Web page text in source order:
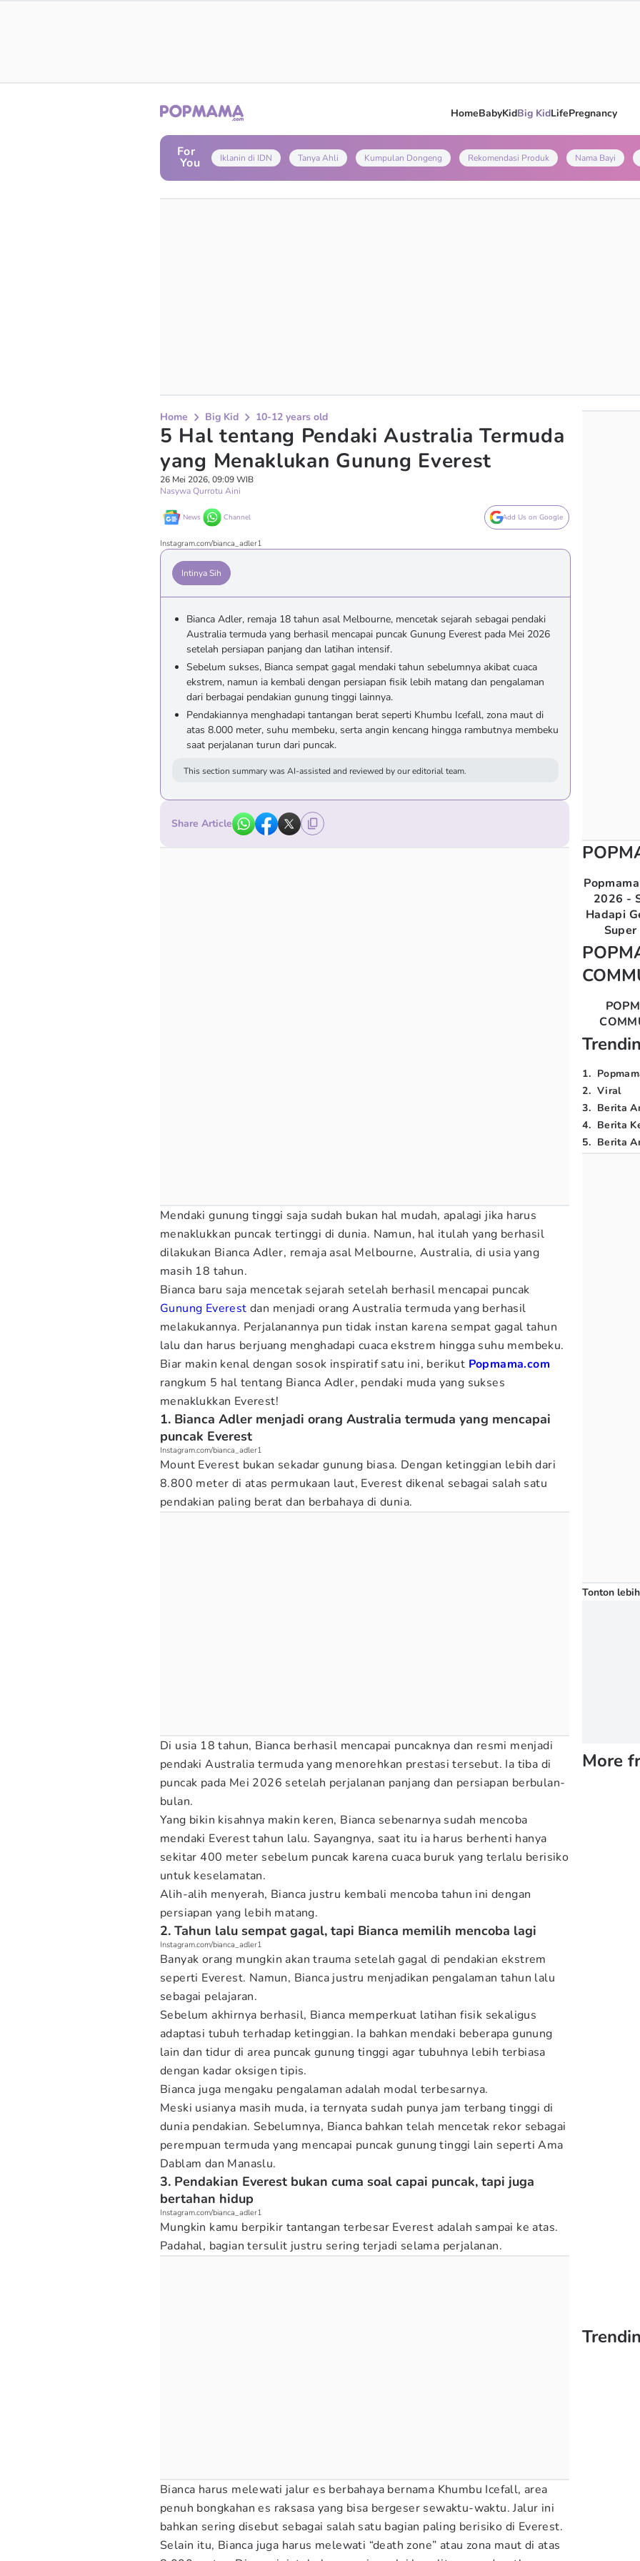
HomeBabyKidBig KidLifePregnancy
For
You Iklanin di IDN Tanya Ahli Kumpulan Dongeng Rekomendasi Produk Nama Bayi
Home Big Kid 10-12 years old
5 Hal tentang Pendaki Australia Termuda
yang Menaklukan Gunung Everest
26 Mei 2026, 09:09 WIB
Nasywa Qurrotu Aini
News Channel Add Us on Google
Instagram.com/bianca_adler1
Intinya Sih
Bianca Adler, remaja 18 tahun asal Melbourne, mencetak sejarah sebagai pendaki
Australia termuda yang berhasil mencapai puncak Gunung Everest pada Mei 2026
setelah persiapan panjang dan latihan intensif.
Sebelum sukses, Bianca sempat gagal mendaki tahun sebelumnya akibat cuaca
ekstrem, namun ia kembali dengan persiapan fisik lebih matang dan pengalaman
dari berbagai pendakian gunung tinggi lainnya.
Pendakiannya menghadapi tantangan berat seperti Khumbu Icefall, zona maut di
atas 8.000 meter, suhu membeku, serta angin kencang hingga rambutnya membeku
saat perjalanan turun dari puncak.
This section summary was AI-assisted and reviewed by our editorial team.
Share Article
Mendaki gunung tinggi saja sudah bukan hal mudah, apalagi jika harus
menaklukkan puncak tertinggi di dunia. Namun, hal itulah yang berhasil
dilakukan Bianca Adler, remaja asal Melbourne, Australia, di usia yang
masih 18 tahun.
Bianca baru saja mencetak sejarah setelah berhasil mencapai puncak
Gunung Everest dan menjadi orang Australia termuda yang berhasil
melakukannya. Perjalanannya pun tidak instan karena sempat gagal tahun
lalu dan harus berjuang menghadapi cuaca ekstrem hingga suhu membeku.
Biar makin kenal dengan sosok inspiratif satu ini, berikut Popmama.com
rangkum 5 hal tentang Bianca Adler, pendaki muda yang sukses
menaklukkan Everest!
1. Bianca Adler menjadi orang Australia termuda yang mencapai
puncak Everest
Instagram.com/bianca_adler1
Mount Everest bukan sekadar gunung biasa. Dengan ketinggian lebih dari
8.800 meter di atas permukaan laut, Everest dikenal sebagai salah satu
pendakian paling berat dan berbahaya di dunia.
Di usia 18 tahun, Bianca berhasil mencapai puncaknya dan resmi menjadi
pendaki Australia termuda yang menorehkan prestasi tersebut. Ia tiba di
puncak pada Mei 2026 setelah perjalanan panjang dan persiapan berbulan-
bulan.
Yang bikin kisahnya makin keren, Bianca sebenarnya sudah mencoba
mendaki Everest tahun lalu. Sayangnya, saat itu ia harus berhenti hanya
sekitar 400 meter sebelum puncak karena cuaca buruk yang terlalu berisiko
untuk keselamatan.
Alih-alih menyerah, Bianca justru kembali mencoba tahun ini dengan
persiapan yang lebih matang.
2. Tahun lalu sempat gagal, tapi Bianca memilih mencoba lagi
Instagram.com/bianca_adler1
Banyak orang mungkin akan trauma setelah gagal di pendakian ekstrem
seperti Everest. Namun, Bianca justru menjadikan pengalaman tahun lalu
sebagai pelajaran.
Sebelum akhirnya berhasil, Bianca memperkuat latihan fisik sekaligus
adaptasi tubuh terhadap ketinggian. Ia bahkan mendaki beberapa gunung
lain dan tidur di area puncak gunung tinggi agar tubuhnya lebih terbiasa
dengan kadar oksigen tipis.
Bianca juga mengaku pengalaman adalah modal terbesarnya.
Meski usianya masih muda, ia ternyata sudah punya jam terbang tinggi di
dunia pendakian. Sebelumnya, Bianca bahkan telah mencetak rekor sebagai
perempuan termuda yang mencapai puncak gunung tinggi lain seperti Ama
Dablam dan Manaslu.
3. Pendakian Everest bukan cuma soal capai puncak, tapi juga
bertahan hidup
Instagram.com/bianca_adler1
Mungkin kamu berpikir tantangan terbesar Everest adalah sampai ke atas.
Padahal, bagian tersulit justru sering terjadi selama perjalanan.
Bianca harus melewati jalur es berbahaya bernama Khumbu Icefall, area
penuh bongkahan es raksasa yang bisa bergeser sewaktu-waktu. Jalur ini
bahkan sering disebut sebagai salah satu bagian paling berisiko di Everest.
Selain itu, Bianca juga harus melewati “death zone” atau zona maut di atas
2026 -
Hadapi
1.
2. Viral
3. Berita
4. Berita
5. Berita
Tonton
More